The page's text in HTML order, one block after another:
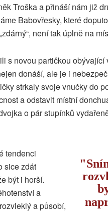
Troška a přináší nám již
Babovřesky, které
není tak úplně na
s novou partičkou obývající
donáší, ale je i
strkaly svoje vnučky do
a odstavit místní
o pár stupínků
tendenci
sice zdát
být i horší.
a
a působí,